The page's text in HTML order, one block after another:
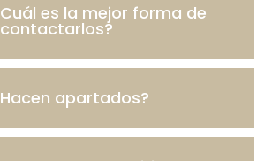
Cuál es la mejor forma de
contactarlos?
Hacen apartados?